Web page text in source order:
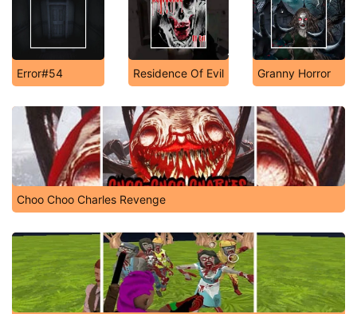
Error#54 Residence Of Evil Granny Horror
Choo Choo Charles Revenge